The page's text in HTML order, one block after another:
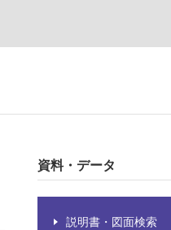
資料・データ
説明書・図面検索